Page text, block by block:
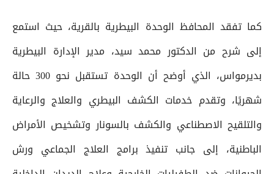
كما تفقد المحافظ الوحدة البيطرية بالقرية، حيث استمع
إلى شرح من الدكتور محمد سيد، مدير الإدارة البيطرية
بديرمواس، الذي أوضح أن الوحدة تستقبل نحو 300 حالة
شهريًا، وتقدم خدمات الكشف البيطري والعلاج والرعاية
والتلقيح الاصطناعي والكشف بالسونار وتشخيص الأمراض
الباطنية، إلى جانب تنفيذ برامج العلاج الجماعي ورش